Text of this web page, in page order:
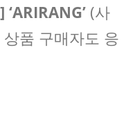
(사
품 구매자도 응